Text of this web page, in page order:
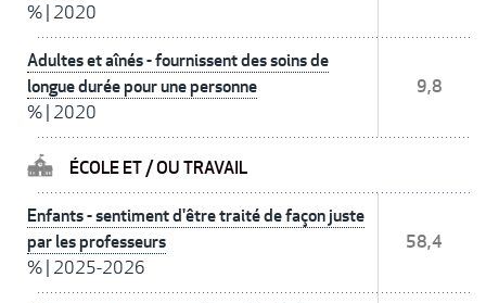
% 2020
Adultes et aînés - fournissent des soins de
longue durée pour une personne
% 2020
9,8
ÉCOLE ET / OU TRAVAIL
Enfants - sentiment d'être traité de façon juste
par les professeurs
% 2025-2026
58,4